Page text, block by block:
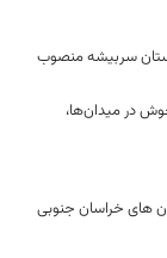
سربیشه منصوب
در میدان‌ها،
های خراسان جنوبی